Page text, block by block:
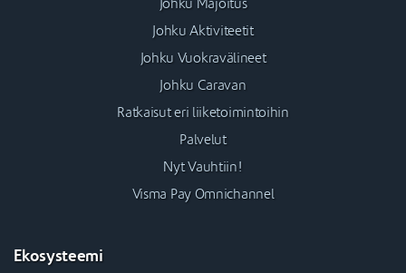
Johku Majoitus
Johku Aktiviteetit
Johku Vuokravälineet
Johku Caravan
Ratkaisut eri liiketoimintoihin
Palvelut
Nyt Vauhtiin!
Visma Pay Omnichannel
Ekosysteemi